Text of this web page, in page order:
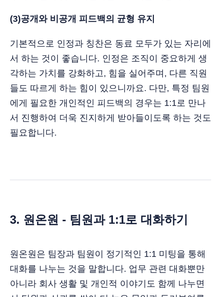
(3)공개와 비공개 피드백의 균형 유지
기본적으로 인정과 칭찬은 동료 모두가 있는 자리에
서 하는 것이 좋습니다. 인정은 조직이 중요하게 생
각하는 가치를 강화하고, 힘을 실어주며, 다른 직원
들도 따르게 하는 힘이 있으니까요. 다만, 특정 팀원
에게 필요한 개인적인 피드백의 경우는 1:1로 만나
서 진행하여 더욱 진지하게 받아들이도록 하는 것도
필요합니다.
3. 원온원 - 팀원과 1:1로 대화하기
원온원은 팀장과 팀원이 정기적인 1:1 미팅을 통해
대화를 나누는 것을 말합니다. 업무 관련 대화뿐만
아니라 회사 생활 및 개인적 이야기도 함께 나누면